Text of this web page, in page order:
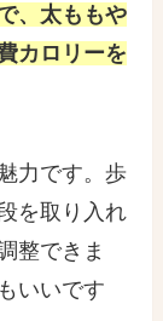
、太ももや
カロリーを
力です。歩
を取り入れ
整できま
いいです